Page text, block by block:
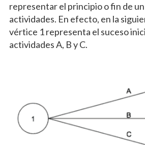
representar el principio o fin de
actividades. En efecto, en la
vértice 1 representa el suceso
actividades A, B y C.